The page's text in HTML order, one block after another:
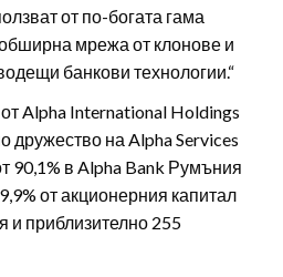
от по-богата гама
мрежа от клонове и
банкови технологии.“
Alpha International Holdings
дружество на Alpha Services
90,1% в Alpha Bank Румъния
от акционерния капитал
и приблизително 255